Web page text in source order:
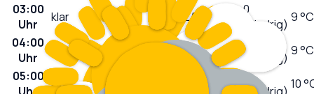
03:00
Uhr
klar 12 °C L/m²
0
(niedrig) 9 °C
04:00
Uhr
klar 11 0,0L/m²
0
(niedrig) 9 °C
05:00 klar 11°C L/m²
0
10